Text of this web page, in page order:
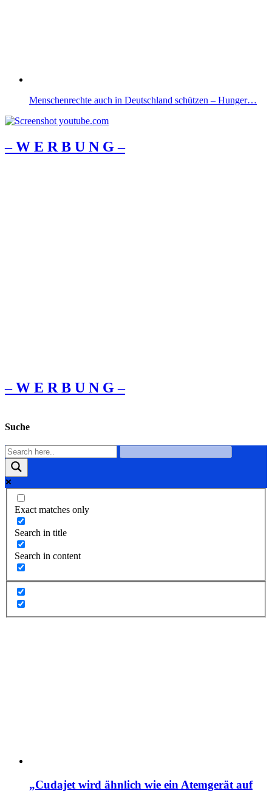
Menschenrechte auch in Deutschland schützen – Hunger…
– W Ε R Β U Ν G –
– W Ε R Β U Ν G –
Suche
Exact matches only
Search in title
Search in content
„Cudajet wird ähnlich wie ein Atemgerät auf